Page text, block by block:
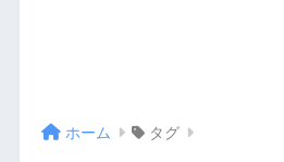
ホーム タグ